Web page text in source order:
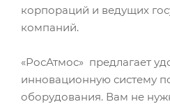
корпораций и ведущих
компаний.
«РосАтмос» предлагает
инновационную систему
оборудования. Вам не